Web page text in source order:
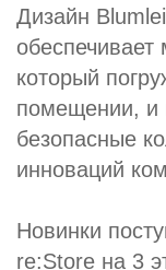
Дизайн
обеспечивает
который
помещении, и
безопасные
инноваций
Новинки
re:Store на 3